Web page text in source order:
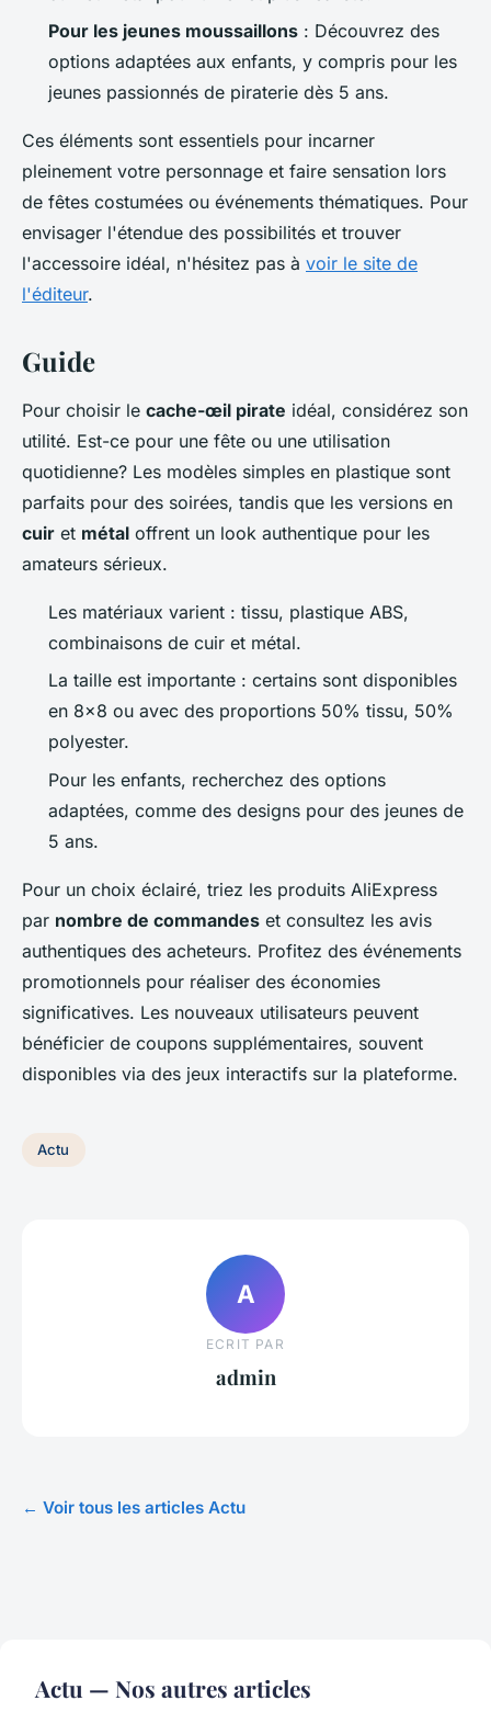
Pour les jeunes moussaillons : Découvrez des
options adaptées aux enfants, y compris pour les
jeunes passionnés de piraterie dès 5 ans.
Ces éléments sont essentiels pour incarner
pleinement votre personnage et faire sensation lors
de fêtes costumées ou événements thématiques. Pour
envisager l'étendue des possibilités et trouver
l'accessoire idéal, n'hésitez pas à voir le site de
l'éditeur.
Guide
Pour choisir le cache-œil pirate idéal, considérez son
utilité. Est-ce pour une fête ou une utilisation
quotidienne? Les modèles simples en plastique sont
parfaits pour des soirées, tandis que les versions en
cuir et métal offrent un look authentique pour les
amateurs sérieux.
Les matériaux varient : tissu, plastique ABS,
combinaisons de cuir et métal.
La taille est importante : certains sont disponibles
en 8x8 ou avec des proportions 50% tissu, 50%
polyester.
Pour les enfants, recherchez des options
adaptées, comme des designs pour des jeunes de
5 ans.
Pour un choix éclairé, triez les produits AliExpress
par nombre de commandes et consultez les avis
authentiques des acheteurs. Profitez des événements
promotionnels pour réaliser des économies
significatives. Les nouveaux utilisateurs peuvent
bénéficier de coupons supplémentaires, souvent
disponibles via des jeux interactifs sur la plateforme.
Actu
A
ECRIT PAR
admin
← Voir tous les articles Actu
Actu — Nos autres articles